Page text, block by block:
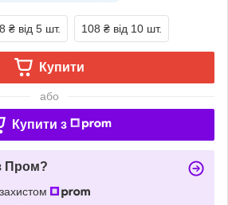
₴ від 5 шт. 108 ₴ від 10 шт.
Купити
або
Купити з
Пром?